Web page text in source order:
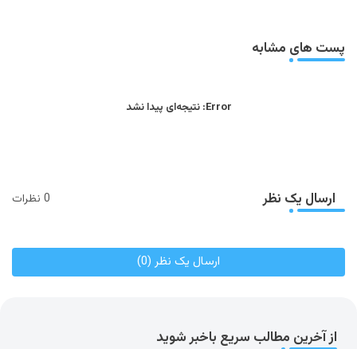
پست های مشابه
Error: نتیجه‌ای پیدا نشد
ارسال یک نظر 0 نظرات
ارسال یک نظر (0)
از آخرین مطالب سریع باخبر شوید